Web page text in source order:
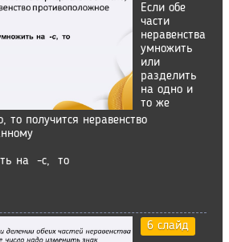
Если обе
части
неравенства
умножить
или
разделить
на одно и
то же
то получится неравенство
на -c, то
6 слайд